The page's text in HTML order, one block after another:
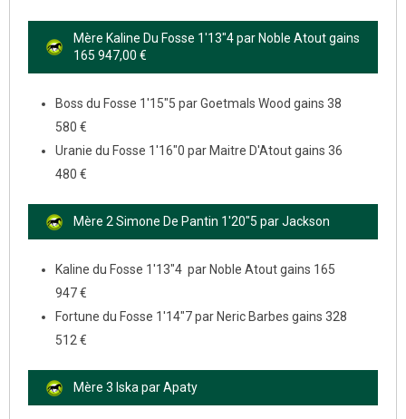
Mère Kaline Du Fosse 1'13"4 par Noble Atout gains
165 947,00 €
Boss du Fosse 1'15"5 par Goetmals Wood gains 38
580 €
Uranie du Fosse 1'16"0 par Maitre D'Atout gains 36
480 €
Mère 2 Simone De Pantin 1'20"5 par Jackson
Kaline du Fosse 1'13"4 par Noble Atout gains 165
947 €
Fortune du Fosse 1'14"7 par Neric Barbes gains 328
512 €
Mère 3 Iska par Apaty